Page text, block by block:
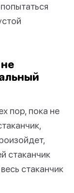
пор, пока не
стаканчик
стаканчик